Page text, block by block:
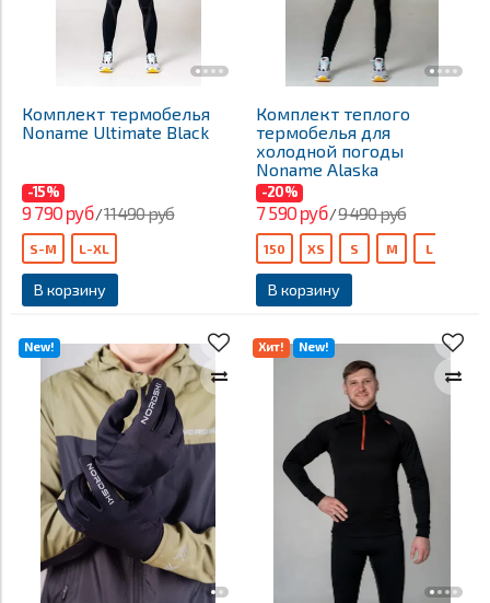
Комплект термобелья
Noname Ultimate Black
-15%
9 790 руб/11 490 руб
В корзину
S-M L-XL
Комплект теплого
термобелья для
холодной погоды
Noname Alaska
-20%
7 590 руб/9 490 руб
В корзину
150 XS S M L
New! Хит! New!